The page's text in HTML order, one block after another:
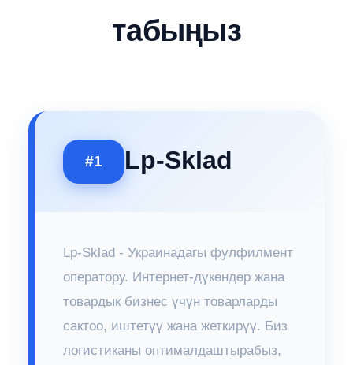
табыңыз
#1 Lp-Sklad
Lp-Sklad - Украинадагы фулфилмент
оператору. Интернет-дүкөндөр жана
товардык бизнес үчүн товарларды
сактоо, иштетүү жана жеткирүү. Биз
логистиканы оптималдаштырабыз,